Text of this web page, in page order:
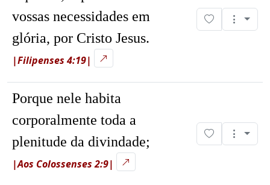
vossas necessidades em
glória, por Cristo Jesus.
|Filipenses 4:19|
Porque nele habita
corporalmente toda a
plenitude da divindade;
|Aos Colossenses 2:9|